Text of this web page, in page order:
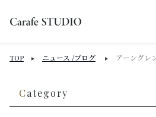
TOP ニュース /ブログ アーングレン土井
Category